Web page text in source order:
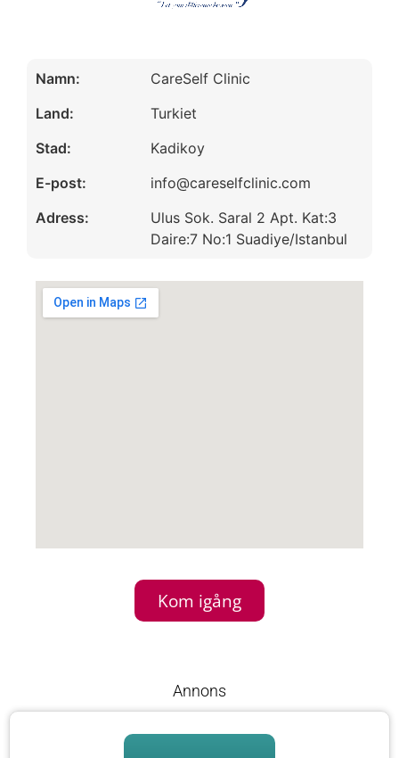
Namn:
Land:
Stad:
E-post:
Adress:
CareSelf Clinic
Turkiet
Kadikoy
info@careselfclinic.com
Ulus Sok. Saral 2 Apt. Kat:3
Daire:7 No:1 Suadiye/Istanbul
Kom igång
Annons